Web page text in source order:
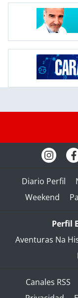
Diario Perfil
Weekend
Perfil
Aventuras Na
Canales RSS